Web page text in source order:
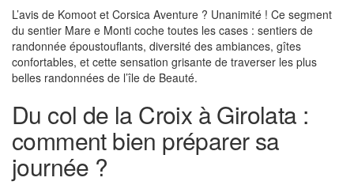
L’avis de Komoot et Corsica Aventure ? Unanimité ! Ce segment
du sentier Mare e Monti coche toutes les cases : sentiers de
randonnée époustouflants, diversité des ambiances, gîtes
confortables, et cette sensation grisante de traverser les plus
belles randonnées de l’île de Beauté.
Du col de la Croix à Girolata :
comment bien préparer sa
journée ?